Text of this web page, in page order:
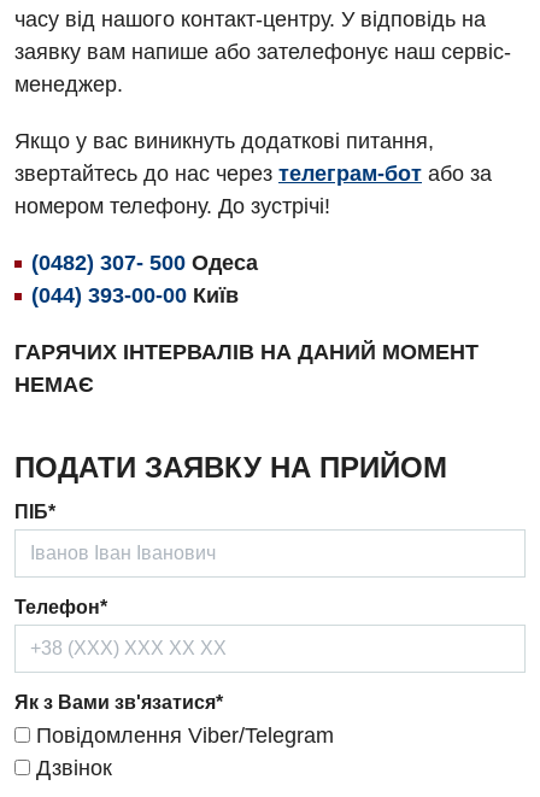
Андрологія
Безоплатні послуги
Відділення інтенсивної терапії
Відділення кардіосудинної патології та неврології
Відділення невідкладних станів
Гастроентерологія
Гематологія
Дієтологія
Кардіологія
Мамологія
Медична психологія
Урологічне відділення
Хірургічне відділення
часу від нашого контакт-центру. У відповідь на
заявку вам напише або зателефонує наш сервіс-
менеджер.
Якщо у вас виникнуть додаткові питання,
звертайтесь до нас через телеграм-бот або за
номером телефону. До зустрічі!
(0482) 307- 500 Одеса
(044) 393-00-00 Київ
ГАРЯЧИХ ІНТЕРВАЛІВ НА ДАНИЙ МОМЕНТ
НЕМАЄ
ПОДАТИ ЗАЯВКУ НА ПРИЙОМ
ПІБ*
Телефон*
Як з Вами зв'язатися*
Повідомлення Viber/Telegram
Дзвінок